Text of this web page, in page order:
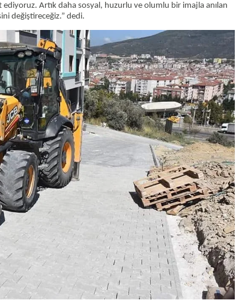
ediyoruz. Artık daha sosyal, huzurlu ve olumlu bir imajla anılan
değiştireceğiz.” dedi.